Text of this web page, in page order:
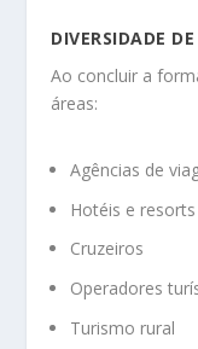
DIVERSIDADE
Ao concluir a
áreas:
Agências de
Hotéis e resorts
Cruzeiros
Operadores
Turismo rural